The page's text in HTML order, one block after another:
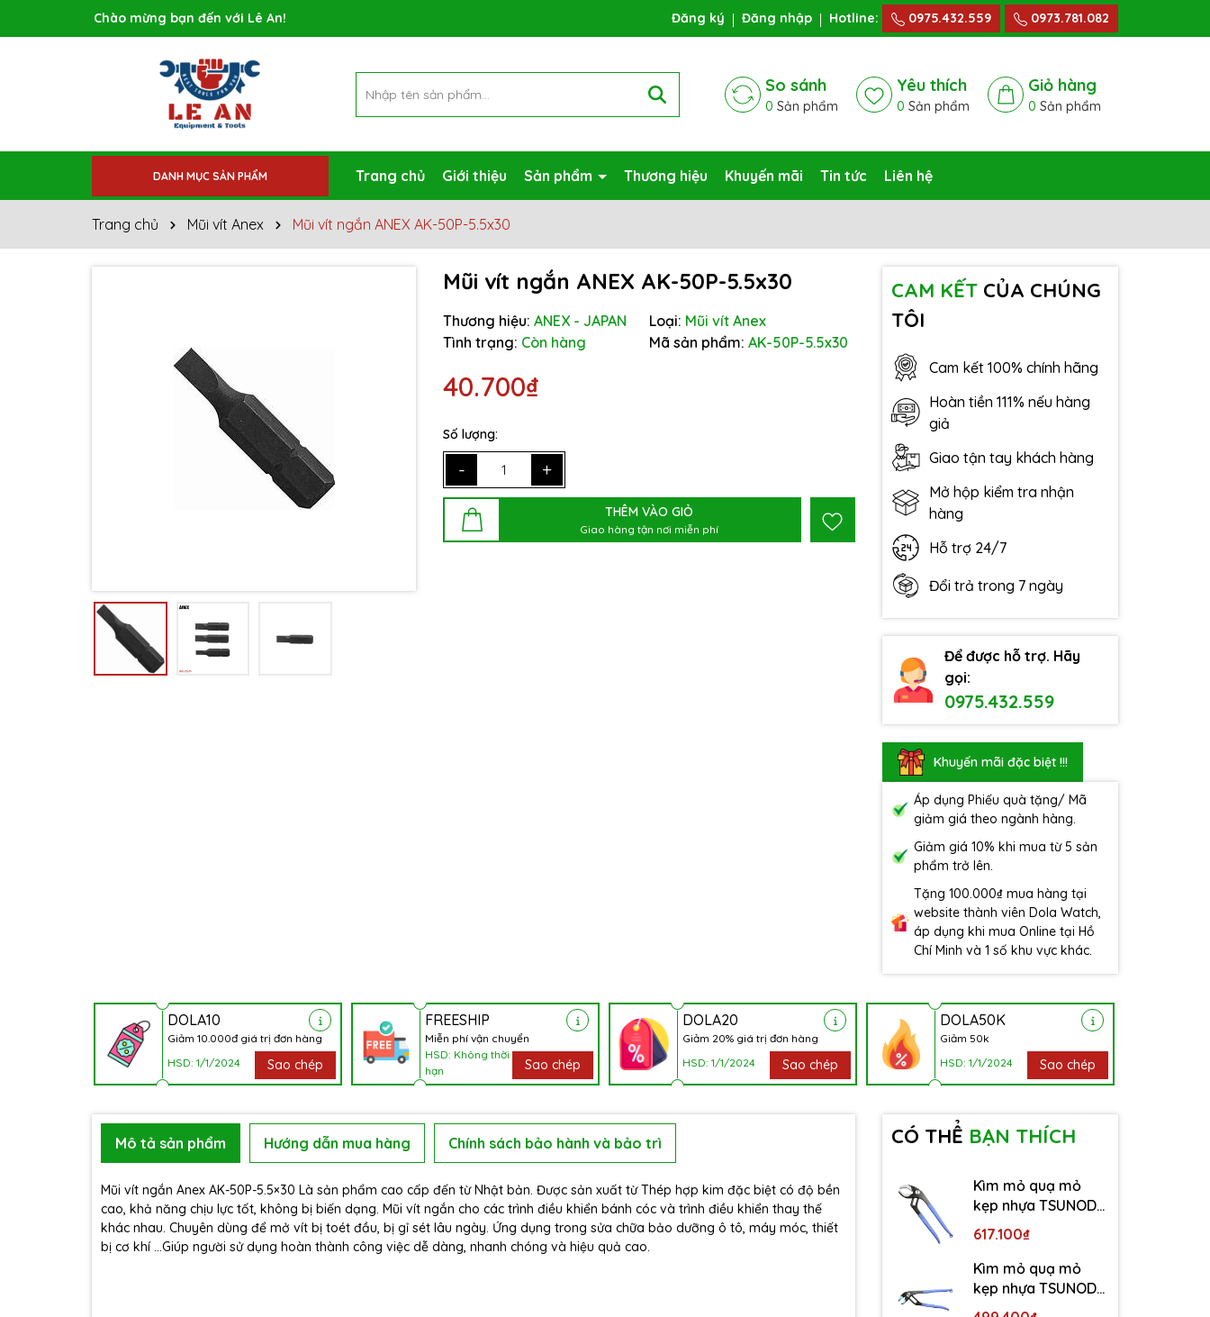
Rất nhiều ưu đãi và chương trình khuyến mãi đang chờ đợi bạn Đăng ký Đăng nhập Hotline: 0975.432.559 0973.781.082
So sánh
0 Sản phẩm
Yêu thích
0 Sản phẩm
Giỏ hàng
0 Sản phẩm
DANH MỤC SẢN PHẨM Trang chủ Giới thiệu Sản phẩm Thương hiệu Khuyến mãi Tin tức Liên hệ
Trang chủ Mũi vít Anex Mũi vít ngắn ANEX AK-50P-5.5x30
Mũi vít ngắn ANEX AK-50P-5.5x30
Thương hiệu: ANEX - JAPAN Loại: Mũi vít Anex
Tình trạng: Còn hàng Mã sản phẩm: AK-50P-5.5x30
40.700₫
Số lượng:
- +
THÊM VÀO GIỎ
Giao hàng tận nơi miễn phí
CAM KẾTCỦA CHÚNG
TÔI
Cam kết 100% chính hãng
Hoàn tiền 111% nếu hàng
giả
Giao tận tay khách hàng
Mở hộp kiểm tra nhận
hàng
Hỗ trợ 24/7
Đổi trả trong 7 ngày
Để được hỗ trợ. Hãy
gọi:
0975.432.559
Khuyến mãi đặc biệt !!!
Áp dụng Phiếu quà tặng/ Mã
giảm giá theo ngành hàng.
Giảm giá 10% khi mua từ 5 sản
phẩm trở lên.
Tặng 100.000₫ mua hàng tại
website thành viên Dola Watch,
áp dụng khi mua Online tại Hồ
Chí Minh và 1 số khu vực khác.
DOLA10
Giảm 10.000đ giá trị đơn hàng
HSD: 1/1/2024
Sao chép
FREESHIP
Miễn phí vận chuyển
HSD: Không thời
hạn
Sao chép
DOLA20
Giảm 20% giá trị đơn hàng
HSD: 1/1/2024
Sao chép
DOLA50K
Giảm 50k
HSD: 1/1/2024
Sao chép
Mã giảm giá:
Mô tả sản phẩm Hướng dẫn mua hàng Chính sách bảo hành và bảo trì
Mũi vít ngắn Anex AK-50P-5.5×30 Là sản phẩm cao cấp đến từ Nhật bản. Được sản xuất từ Thép hợp kim đặc biệt có độ bền
cao, khả năng chịu lực tốt, không bị biến dạng. Mũi vít ngắn cho các trình điều khiển bánh cóc và trình điều khiển thay thế
khác nhau. Chuyên dùng để mở vít bị toét đầu, bị gỉ sét lâu ngày. Ứng dụng trong sửa chữa bảo dưỡng ô tô, máy móc, thiết
bị cơ khí …Giúp người sử dụng hoàn thành công việc dễ dàng, nhanh chóng và hiệu quả cao.
CÓ THỂ BẠN THÍCH
Kìm mỏ quạ mỏ
kẹp nhựa TSUNODA
WP-300SC-S
617.100₫
Kìm mỏ quạ mỏ
kẹp nhựa TSUNODA
WP-250SC-S